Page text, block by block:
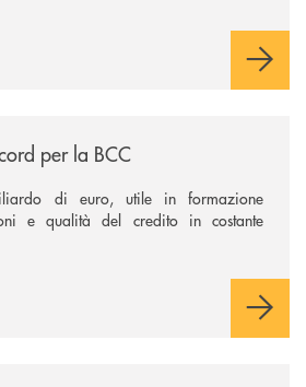
per la BCC
di euro, utile in formazione
e qualità del credito in costante